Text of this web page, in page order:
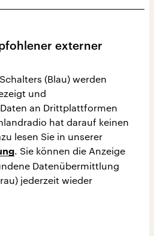
externer
(Blau) werden
und
an Drittplattformen
hat darauf keinen
lesen Sie in unserer
. Sie können die Anzeige
Datenübermittlung
jederzeit wieder